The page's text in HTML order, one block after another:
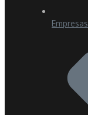
Empresas